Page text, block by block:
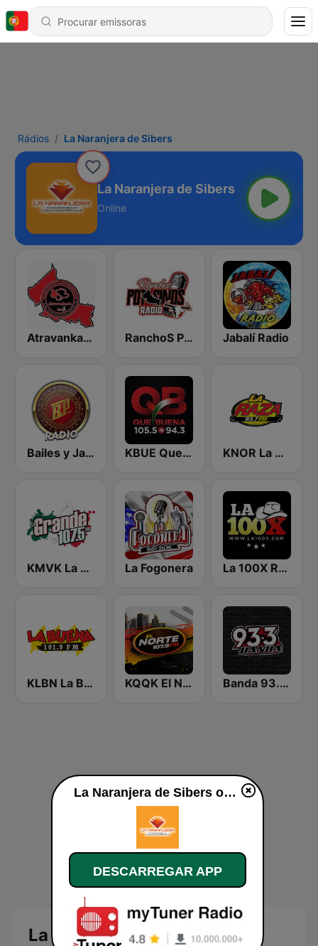
Rádios La Naranjera de Sibers
La Naranjera de Sibers
Online
Atravankado Radio RanchoS PotosinoS Radio Jabalí Radio
Bailes y Jaripeos Potosinos KBUE Que Buena 105.5 / 94.3 FM (US Only) KNOR La Raza 93.7 (US Only)
KMVK La Grande 107.5 FM La Fogonera La 100X Radio
KLBN La Buena 101.9 FM KQQK El Norte 107.9 / 101.7 FM Banda 93.3 FM
La Naranjera de Sibers
La Naranjera de Sibers online
DESCARREGAR APP